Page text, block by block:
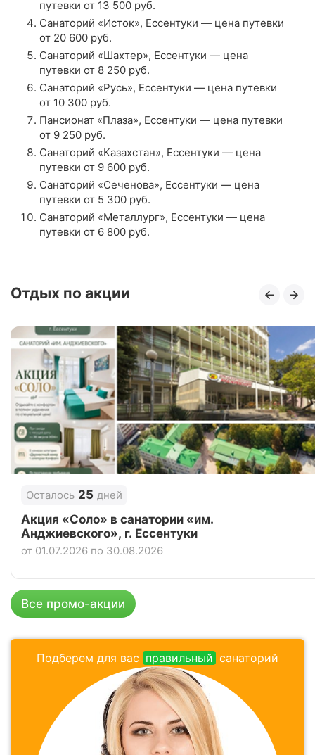
Цена в сутки от13 500руб.
Рейтинг 4.9
Отзывы 16 отзывов
Санаторий «Виктория», Ессентуки
Цена в сутки
Рейтинг 3.8
Отзывы 66 отзывов
Санаторий «Жемчужина Кавказа», Ессентуки
Рейтинг 4.5
Отзывы 18 отзывов
Санаторий «Исток», Ессентуки
Цена в сутки от20 600руб.
Рейтинг 4.8
Отзывы 13 отзывов
Санаторий «Нива», Ессентуки
Рейтинг 4.4
Санаторий «Центр-Союз», Ессентуки
Рейтинг 3.9
16 отзывов
путевки от 13 500 руб.
Санаторий «Исток», Ессентуки — цена путевки
от 20 600 руб.
Санаторий «Шахтер», Ессентуки — цена
путевки от 8 250 руб.
Санаторий «Русь», Ессентуки — цена путевки
от 10 300 руб.
Пансионат «Плаза», Ессентуки — цена путевки
от 9 250 руб.
Санаторий «Казахстан», Ессентуки — цена
путевки от 9 600 руб.
Санаторий «Сеченова», Ессентуки — цена
путевки от 5 300 руб.
Санаторий «Металлург», Ессентуки — цена
путевки от 6 800 руб.
Отдых по акции
Осталось 25 дней
Акция «Соло» в санатории «им.
Анджиевского», г. Ессентуки
от 01.07.2026 по 30.08.2026
Все промо-акции
Подберем для вас правильный санаторий